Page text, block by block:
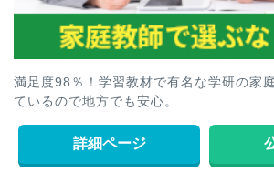
満足度98％！学習教材で有名な学研の家
ているので地方でも安心。
詳細ページ